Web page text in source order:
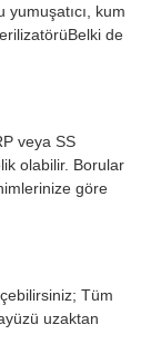
kum
de
veya SS
olabilir. Borular
göre
Tüm
uzaktan